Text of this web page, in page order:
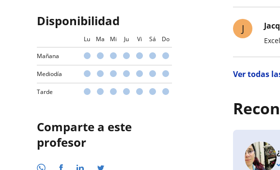
Disponibilidad
Lu Ma Mi Ju Vi Sá Do
Mañana
Mediodía
Tarde
Comparte a este
profesor
J
Ver todas